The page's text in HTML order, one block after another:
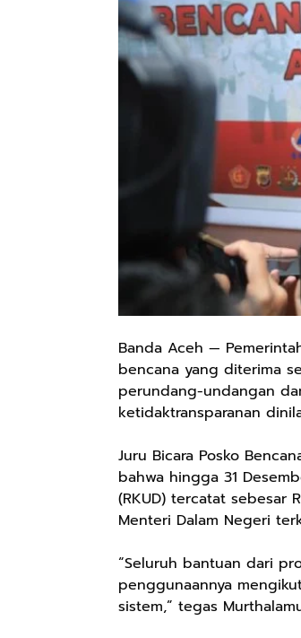
Banda Aceh —
bencana yang diterima
perundang-undangan
ketidaktransparanan
Juru Bicara Posko
bahwa hingga 31
(RKUD) tercatat sebesar
Menteri Dalam Negeri
“Seluruh bantuan dari
penggunaannya
sistem,” tegas